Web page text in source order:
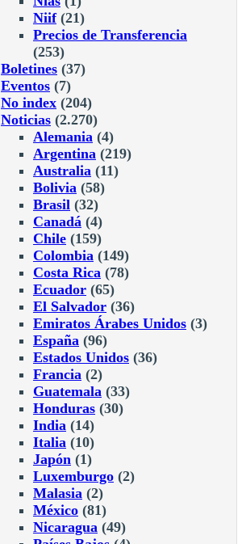
Niif(21)
Precios de Transferencia
(253)
Boletines (37)
Eventos (7)
No index (204)
Noticias (2.270)
Alemania (4)
Argentina (219)
Australia (11)
Bolivia (58)
Brasil (32)
Canadá (4)
Chile (159)
Colombia (149)
Costa Rica (78)
Ecuador (65)
El Salvador (36)
Emiratos Árabes Unidos (3)
España (96)
Estados Unidos (36)
Francia (2)
Guatemala (33)
Honduras (30)
India (14)
Italia (10)
Japón (1)
Luxemburgo (2)
Malasia (2)
México (81)
Nicaragua (49)